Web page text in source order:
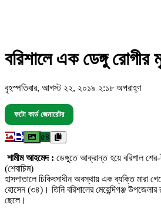
বরিশালে এক ডেঙ্গু রোগীর
বৃহস্পতিবার, আগস্ট ২২, ২০১৯ ২:১৮ অপরাহ্ণ
ফটো কার্ড জেনারেটর
৫৪
শামীম আহমেদ : ডেঙ্গুতে আক্রান্ত হয়ে বরিশাল
(শেবাচিম)
হাসপাতালে চিকিৎসাধীন অবস্থায় এক ব্যক্তি মারা
হোসেন (৩৪)। তিনি বরিশালের মেহেন্দিগঞ্জ উপজেলার
ছেলে।